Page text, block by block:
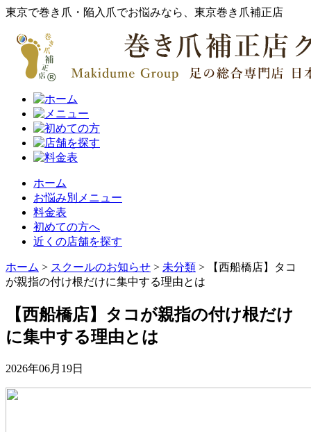
東京で巻き爪・陥入爪でお悩みなら、東京巻き爪補正店
ホーム
お悩み別メニュー
料金表
初めての方へ
近くの店舗を探す
ホーム > スクールのお知らせ > 未分類 >
【西船橋店】タコ
が親指の付け根だけに集中する理由とは
【西船橋店】タコが親指の付け根だけ
に集中する理由とは
2026年06月19日